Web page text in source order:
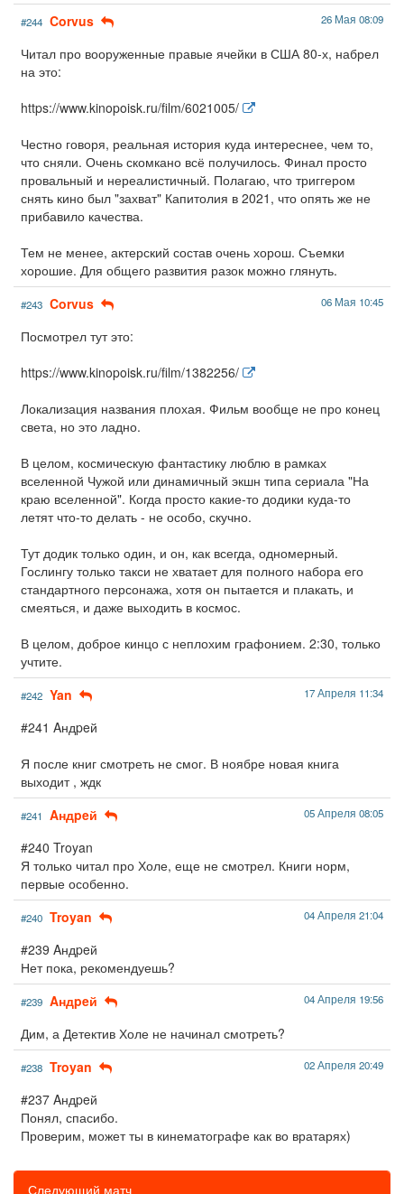
#244 Corvus 26 Мая 08:09
Читал про вооруженные правые ячейки в США 80-х, набрел
на это:
https://www.kinopoisk.ru/film/6021005/
Честно говоря, реальная история куда интереснее, чем то,
что сняли. Очень скомкано всё получилось. Финал просто
провальный и нереалистичный. Полагаю, что триггером
снять кино был "захват" Капитолия в 2021, что опять же не
прибавило качества.
Тем не менее, актерский состав очень хорош. Съемки
хорошие. Для общего развития разок можно глянуть.
#243 Corvus 06 Мая 10:45
Посмотрел тут это:
https://www.kinopoisk.ru/film/1382256/
Локализация названия плохая. Фильм вообще не про конец
света, но это ладно.
В целом, космическую фантастику люблю в рамках
вселенной Чужой или динамичный экшн типа сериала "На
краю вселенной". Когда просто какие-то додики куда-то
летят что-то делать - не особо, скучно.
Тут додик только один, и он, как всегда, одномерный.
Гослингу только такси не хватает для полного набора его
стандартного персонажа, хотя он пытается и плакать, и
смеяться, и даже выходить в космос.
В целом, доброе кинцо с неплохим графонием. 2:30, только
учтите.
#242 Yan 17 Апреля 11:34
#241 Aндpeй
Я после книг смотреть не смог. В ноябре новая книга
выходит , ждк
#241 Aндpeй 05 Апреля 08:05
#240 Troyan
Я только читал про Холе, еще не смотрел. Книги норм,
первые особенно.
#240 Troyan 04 Апреля 21:04
#239 Aндpeй
Нет пока, рекомендуешь?
#239 Aндpeй 04 Апреля 19:56
Дим, а Детектив Холе не начинал смотреть?
#238 Troyan 02 Апреля 20:49
#237 Aндpeй
Понял, спасибо.
Проверим, может ты в кинематографе как во вратарях)
Следующий матч